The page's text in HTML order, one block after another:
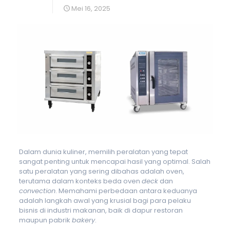
Mei 16, 2025
Dalam dunia kuliner, memilih peralatan yang tepat
sangat penting untuk mencapai hasil yang optimal. Salah
satu peralatan yang sering dibahas adalah oven,
terutama dalam konteks beda oven deckdan
convection. Memahami perbedaan antara keduanya
adalah langkah awal yang krusial bagi para pelaku
bisnis di industri makanan, baik di dapur restoran
maupun pabrik bakery.